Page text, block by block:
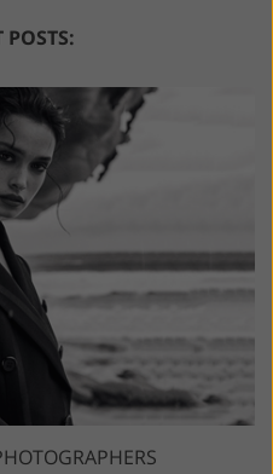
POSTS: